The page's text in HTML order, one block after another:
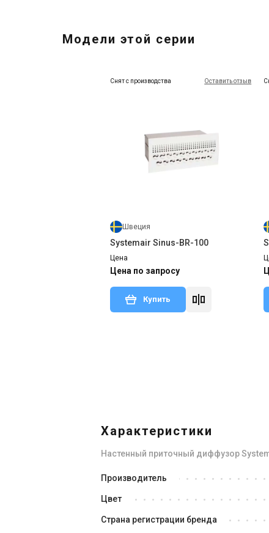
Модели этой серии
Снят с производства Оставить отзыв
Швеция
Systemair Sinus-BR-100
Цена
Цена по запросу
Купить
Характеристики
Настенный приточный диффузор
Производитель
Цвет
Страна регистрации бренда